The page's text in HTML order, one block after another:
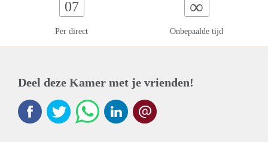
07
Per direct
∞
Onbepaalde tijd
Deel deze Kamer met je vrienden!